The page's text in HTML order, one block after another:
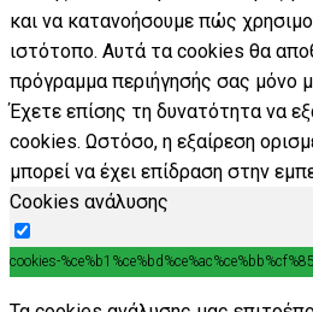
και να κατανοήσουμε πώς
ιστότοπο. Αυτά τα cookies θα
πρόγραμμα περιήγησής σας μόνο
Έχετε επίσης τη δυνατότητα να
cookies. Ωστόσο, η εξαίρεση
μπορεί να έχει επίδραση στην
Cookies ανάλυσης
cookies-